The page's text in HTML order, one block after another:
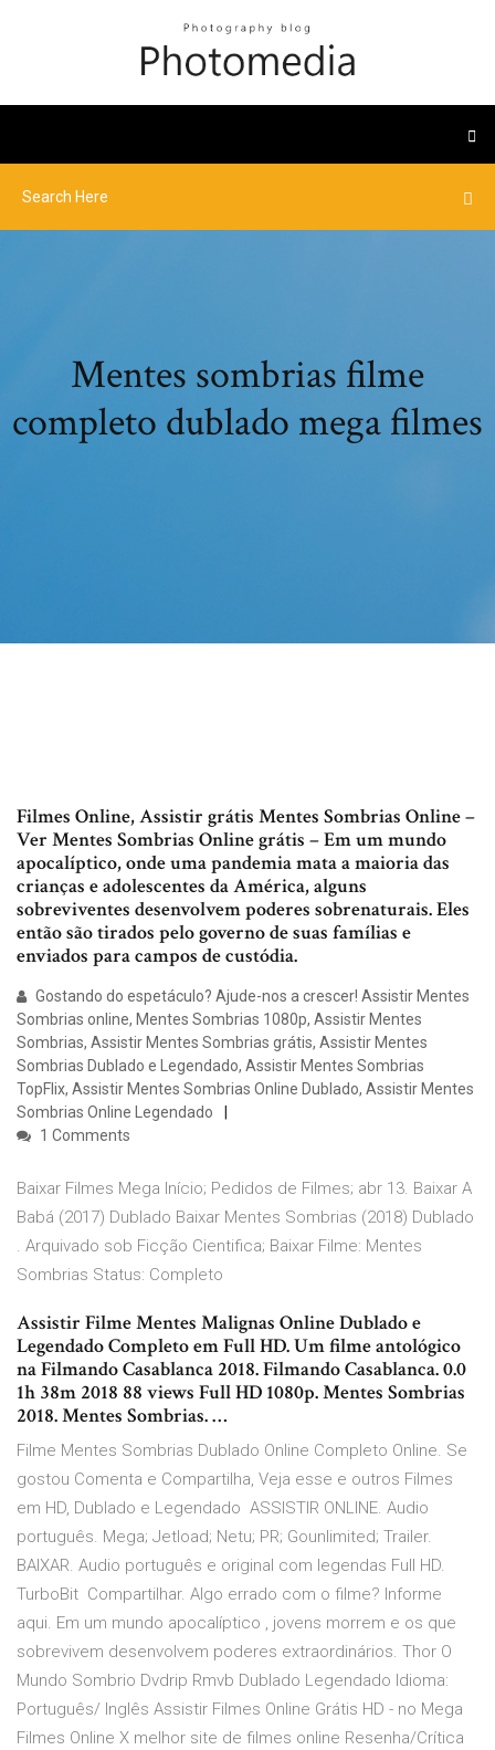
Mentes sombrias filme
completo dublado mega filmes
Filmes Online, Assistir grátis Mentes Sombrias Online –
Ver Mentes Sombrias Online grátis – Em um mundo
apocalíptico, onde uma pandemia mata a maioria das
crianças e adolescentes da América, alguns
sobreviventes desenvolvem poderes sobrenaturais. Eles
então são tirados pelo governo de suas famílias e
enviados para campos de custódia.
Gostando do espetáculo? Ajude-nos a crescer! Assistir Mentes
Sombrias online, Mentes Sombrias 1080p, Assistir Mentes
Sombrias, Assistir Mentes Sombrias grátis, Assistir Mentes
Sombrias Dublado e Legendado, Assistir Mentes Sombrias
TopFlix, Assistir Mentes Sombrias Online Dublado, Assistir Mentes
Sombrias Online Legendado
1 Comments
Baixar Filmes Mega Início; Pedidos de Filmes; abr 13. Baixar A
Babá (2017) Dublado Baixar Mentes Sombrias (2018) Dublado
. Arquivado sob Ficção Cientifica; Baixar Filme: Mentes
Sombrias Status: Completo
Assistir Filme Mentes Malignas Online Dublado e
Legendado Completo em Full HD. Um filme antológico
na Filmando Casablanca 2018. Filmando Casablanca. 0.0
1h 38m 2018 88 views Full HD 1080p. Mentes Sombrias
2018. Mentes Sombrias. …
Filme Mentes Sombrias Dublado Online Completo Online. Se
gostou Comenta e Compartilha, Veja esse e outros Filmes
em HD, Dublado e Legendado ASSISTIR ONLINE. Audio
português. Mega; Jetload; Netu; PR; Gounlimited; Trailer.
BAIXAR. Audio português e original com legendas Full HD.
TurboBit Compartilhar. Algo errado com o filme? Informe
aqui. Em um mundo apocalíptico , jovens morrem e os que
sobrevivem desenvolvem poderes extraordinários. Thor O
Mundo Sombrio Dvdrip Rmvb Dublado Legendado Idioma:
Português/ Inglês Assistir Filmes Online Grátis HD - no Mega
Filmes Online X melhor site de filmes online Resenha/Crítica